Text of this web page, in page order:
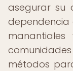
asegurar su
dependencia
métodos